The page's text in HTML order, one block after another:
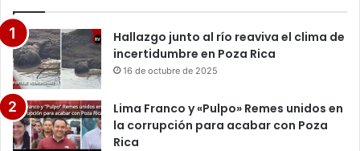
Hallazgo junto al río reaviva el clima de
incertidumbre en Poza Rica
16 de octubre de 2025
Lima Franco y «Pulpo» Remes unidos en
la corrupción para acabar con Poza
Rica